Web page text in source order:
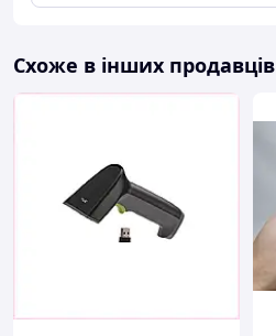
Схоже в інших продавців